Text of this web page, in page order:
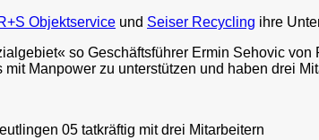
Objektservice und Seiser Recycling ihre
so Geschäftsführer Ermin Sehovic
Manpower zu unterstützen und haben drei
05 tatkräftig mit drei Mitarbeitern